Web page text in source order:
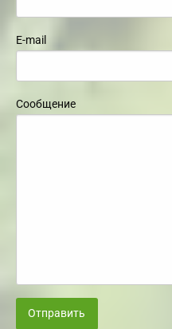
E-mail
Сообщение
Отправить